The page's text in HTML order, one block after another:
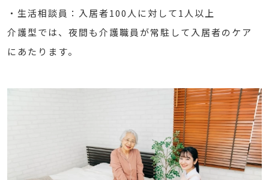
・生活相談員：入居者100人に対して1人以上
介護型では、夜間も介護職員が常駐して入居者のケア
にあたります。